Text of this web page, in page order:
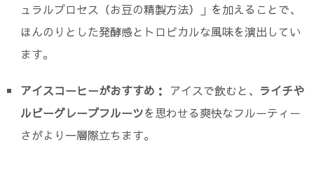
ュラルプロセス（お豆の精製方法）」を加えることで、
ほんのりとした発酵感とトロピカルな風味を演出してい
ます。
アイスコーヒーがおすすめ： アイスで飲むと、 ライチや
ルビーグレープフルーツを思わせる爽快なフルーティー
さがより一層際立ちます。